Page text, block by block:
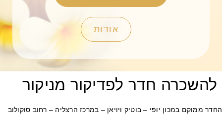
אודות
להשכרה חדר לפדיקור מניקור
ממוקם במכון יופי – בוטיק ויויאן – במרכז הרצליה – רחוב סוקולוב